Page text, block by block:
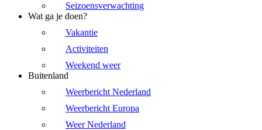
Seizoensverwachting
Wat ga je doen?
Vakantie
Activiteiten
Weekend weer
Buitenland
Weerbericht Nederland
Weerbericht Europa
Weer Nederland